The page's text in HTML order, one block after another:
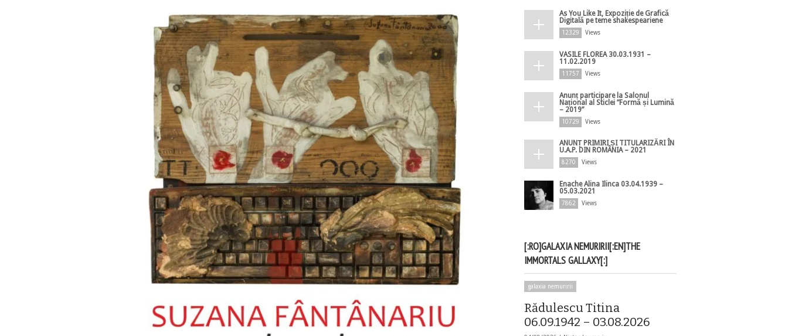
As You Like It, Expoziție de Grafică
Digitală pe teme shakespeariene
12329 Views
VASILE FLOREA 30.03.1931 –
11.02.2019
11757 Views
Anunț participare la Salonul
Național al Sticlei ”Formă și Lumină
– 2019”
10729 Views
ANUNȚ PRIMIRI ȘI TITULARIZĂRI ÎN
U.A.P. DIN ROMÂNIA – 2021
8270 Views
Enache Alina Ilinca 03.04.1939 –
05.03.2021
7862 Views
[:RO]GALAXIA NEMURIRII[:EN]THE
IMMORTALS GALLAXY[:]
galaxia nemuririi
Rădulescu Titina
06.09.1942 – 03.08.2026